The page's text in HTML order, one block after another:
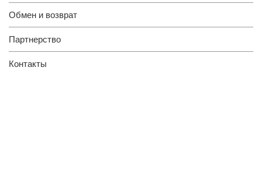
Обмен и возврат
Партнерство
Контакты